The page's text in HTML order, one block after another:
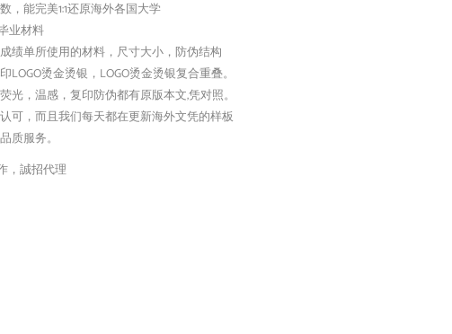
，能完美1:1还原海外各国大学
业材料
绩单所使用的材料，尺寸大小，防伪结构
烫金烫银，LOGO烫金烫银复合重叠。
光，温感，复印防伪都有原版本文,凭对照。
可，而且我们每天都在更新海外文凭的样板
质服务。
，誠招代理